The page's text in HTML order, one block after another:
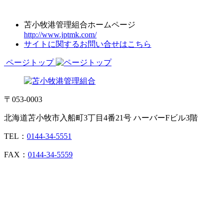
苫小牧港管理組合ホームページ
http://www.jptmk.com/
サイトに関するお問い合せはこちら
ページトップ
〒053-0003
北海道苫小牧市入船町3丁目4番21号 ハーバーFビル3階
TEL： 0144-34-5551
FAX： 0144-34-5559